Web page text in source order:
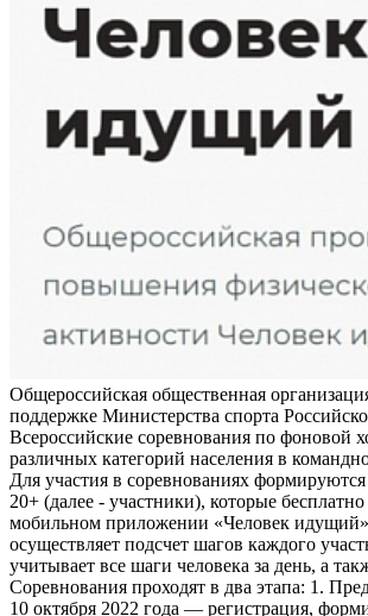
Общероссийская общественная
поддержке Министерства спорта
Всероссийские соревнования по фоновой
различных категорий населения в
Для участия в соревнованиях
20+ (далее - участники), которые
мобильном приложении «Человек
осуществляет подсчет шагов каждого
учитывает все шаги человека за день, а
Соревнования проходят в два этапа: 1.
10 октября 2022 года — регистрация,